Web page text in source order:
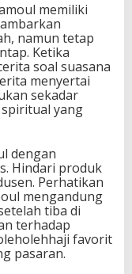
memiliki
namun tetap
Ketika
soal suasana
menyertai
sekadar
yang
dengan
Hindari produk
Perhatikan
mengandung
tiba di
terhadap
favorit
pasaran.